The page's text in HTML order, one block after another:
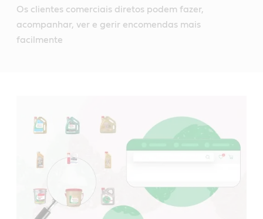
Os clientes comerciais diretos podem fazer,
acompanhar, ver e gerir encomendas mais
facilmente